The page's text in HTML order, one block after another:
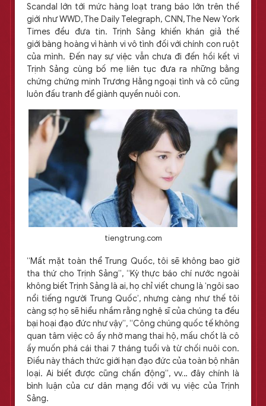
Scandal lớn tới mức hàng loạt trang báo lớn trên thế
giới như WWD, The Daily Telegraph, CNN, The New York
Times đều đưa tin. Trịnh Sảng khiến khán giả thế
giới bàng hoàng vì hành vi vô tình đối với chính con ruột
của mình. Đến nay sự việc vẫn chưa đi đến hồi kết vì
Trịnh Sảng cùng bố mẹ liên tục đưa ra những bằng
chứng chứng minh Trương Hằng ngoại tình và cô cũng
luôn đấu tranh để giành quyền nuôi con.
tiengtrung.com
“Mất mặt toàn thể Trung Quốc, tôi sẽ không bao giờ
tha thứ cho Trịnh Sảng”, “Kỳ thực báo chí nước ngoài
không biết Trịnh Sảng là ai, họ chỉ viết chung là ‘ngôi sao
nổi tiếng người Trung Quốc’, nhưng càng như thế tôi
càng sợ họ sẽ hiểu nhầm rằng nghệ sĩ của chúng ta đều
bại hoại đạo đức như vậy”, “Công chúng quốc tế không
quan tâm việc cô ấy nhờ mang thai hộ, mấu chốt là cô
ấy muốn phá cái thai 7 tháng tuổi và từ chối nuôi con.
Điều này thách thức giới hạn đạo đức của toàn bộ nhân
loại. Ai biết được cũng chấn động”, vv… đây chính là
bình luận của cư dân mạng đối với vụ việc của Trịnh
Sảng.